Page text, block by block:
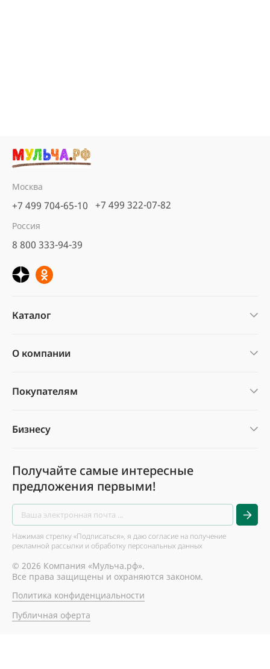
Москва
+7 499 704-65-10 +7 499 322-07-82
Россия
8 800 333-94-39
Каталог
О компании
Покупателям
Бизнесу
Получайте самые интересные
предложения первыми!
Нажимая стрелку «Подписаться», я даю согласие на получение
рекламной рассылки и обработку персональных данных
© 2026 Компания «Мульча.рф».
Все права защищены и охраняются законом.
Политика конфиденциальности
Публичная оферта